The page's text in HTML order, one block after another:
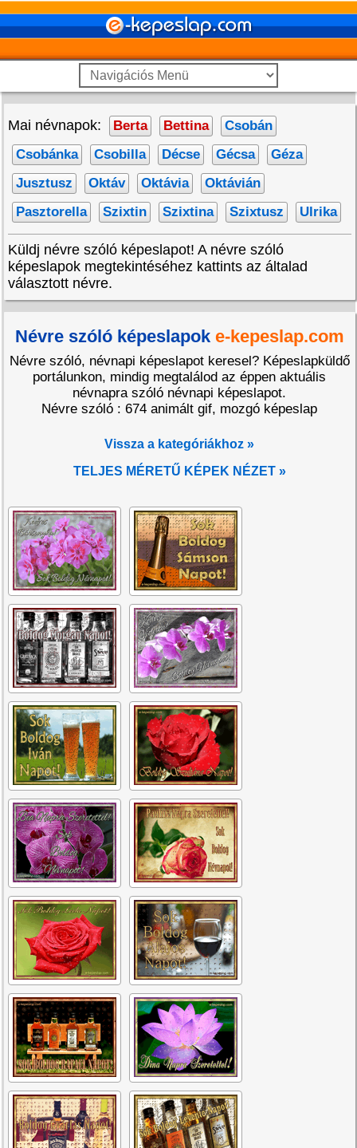
Mai névnapok: Berta Bettina
Csobán
Csobánka
Csobilla Décse Gécsa
Géza
Jusztusz
Oktáv Oktávia
Oktávián
Pasztorella
Szixtin Szixtina Szixtusz Ulrika
Küldj névre szóló képeslapot! A névre szóló
képeslapok megtekintéséhez kattints az általad
választott névre.
Névre szóló képeslapok e-kepeslap.com
Névre szóló, névnapi képeslapot keresel? Képeslapküldő
portálunkon, mindig megtalálod az éppen aktuális
névnapra szóló névnapi képeslapot.
Névre szóló : 674 animált gif, mozgó képeslap
Vissza a kategóriákhoz »
TELJES MÉRETŰ KÉPEK NÉZET »